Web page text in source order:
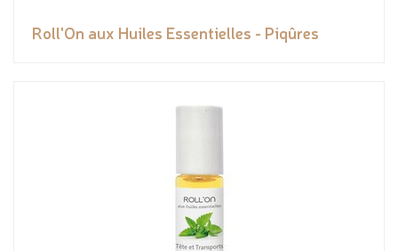
Roll'On aux Huiles Essentielles - Piqûres